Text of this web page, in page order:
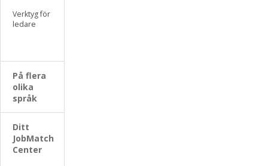
Verktyg för
ledare
På flera
olika
språk
Ditt
JobMatch
Center